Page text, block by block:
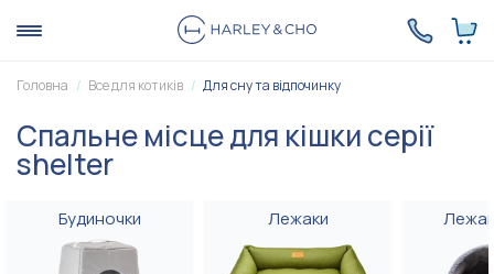
Головна Все для котиків Для сну та відпочинку
Спальне місце для кішки серії
shelter
Будиночки Лежаки